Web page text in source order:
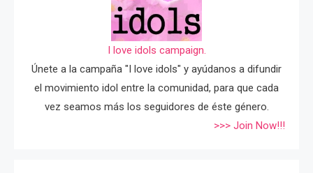
I love idols campaign.
Únete a la campaña "I love idols" y ayúdanos a difundir
el movimiento idol entre la comunidad, para que cada
vez seamos más los seguidores de éste género.
>>> Join Now!!!